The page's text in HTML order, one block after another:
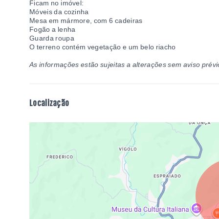
Ficam no imóvel:
Móveis da cozinha
Mesa em mármore, com 6 cadeiras
Fogão a lenha
Guarda roupa
O terreno contém vegetação e um belo riacho
As informações estão sujeitas a alterações sem aviso
Localização